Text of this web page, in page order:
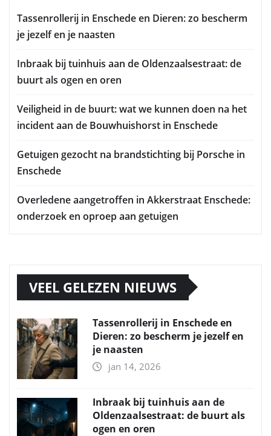
Tassenrollerij in Enschede en Dieren: zo bescherm
je jezelf en je naasten
Inbraak bij tuinhuis aan de Oldenzaalsestraat: de
buurt als ogen en oren
Veiligheid in de buurt: wat we kunnen doen na het
incident aan de Bouwhuishorst in Enschede
Getuigen gezocht na brandstichting bij Porsche in
Enschede
Overledene aangetroffen in Akkerstraat Enschede:
onderzoek en oproep aan getuigen
VEEL GELEZEN NIEUWS
Tassenrollerij in Enschede en
Dieren: zo bescherm je jezelf en
je naasten
jan 14, 2026
Inbraak bij tuinhuis aan de
Oldenzaalsestraat: de buurt als
ogen en oren